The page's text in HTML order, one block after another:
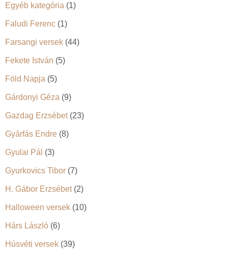
Egyéb kategória (1)
Faludi Ferenc (1)
Farsangi versek (44)
Fekete István (5)
Föld Napja (5)
Gárdonyi Géza (9)
Gazdag Erzsébet(23)
Gyárfás Endre (8)
Gyulai Pál (3)
Gyurkovics Tibor (7)
H. Gábor Erzsébet(2)
Halloween versek (10)
Hárs László (6)
Húsvéti versek (39)